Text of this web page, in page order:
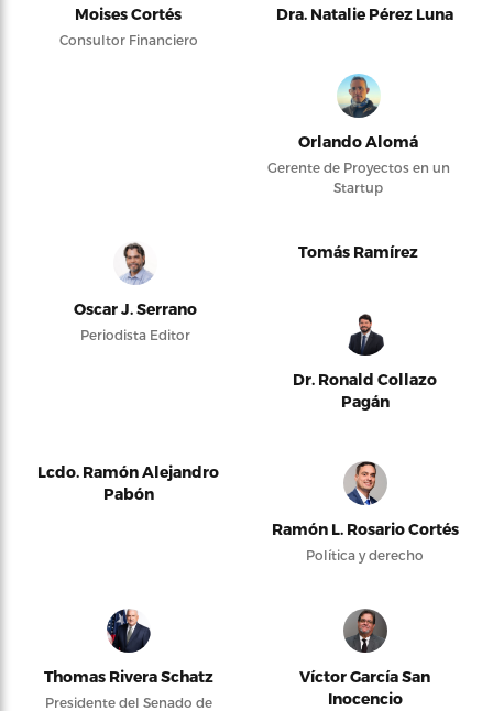
Moises Cortés
Consultor Financiero
Dra. Natalie Pérez Luna
Orlando Alomá
Gerente de Proyectos en un
Startup
Oscar J. Serrano
Periodista Editor
Tomás Ramírez
Dr. Ronald Collazo
Pagán
Lcdo. Ramón Alejandro
Pabón
Ramón L. Rosario Cortés
Política y derecho
Thomas Rivera Schatz
Presidente del Senado de
Víctor García San
Inocencio